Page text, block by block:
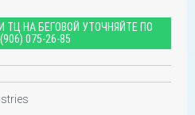
ТЦ НА БЕГОВОЙ УТОЧНЯЙТЕ ПО
075-26-85